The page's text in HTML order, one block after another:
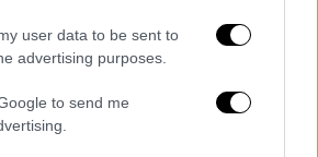
user data to be sent to
advertising purposes.
to send me
08:43
προστατεύει κάθε
στον κορονοϊό